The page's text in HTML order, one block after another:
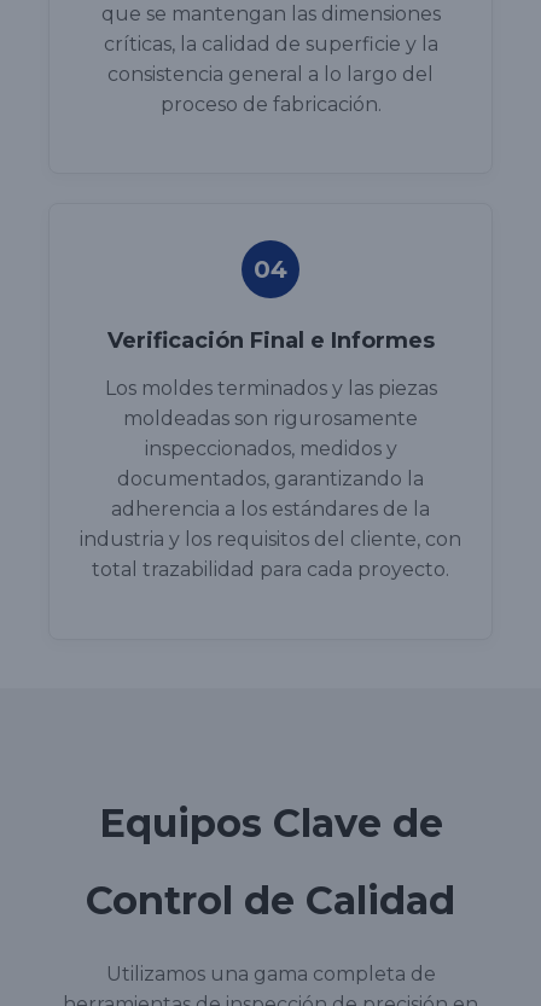
que se mantengan las dimensiones
críticas, la calidad de superficie y la
consistencia general a lo largo del
proceso de fabricación.
04
Verificación Final e Informes
Los moldes terminados y las piezas
moldeadas son rigurosamente
inspeccionados, medidos y
documentados, garantizando la
adherencia a los estándares de la
industria y los requisitos del cliente, con
total trazabilidad para cada proyecto.
Equipos Clave de
Control de Calidad
Utilizamos una gama completa de